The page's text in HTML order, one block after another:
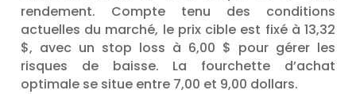
rendement. Compte tenu des conditions
actuelles du marché, le prix cible est fixé à 13,32
$, avec un stop loss à 6,00 $ pour gérer les
risques de baisse. La fourchette d’achat
optimale se situe entre 7,00 et 9,00 dollars.